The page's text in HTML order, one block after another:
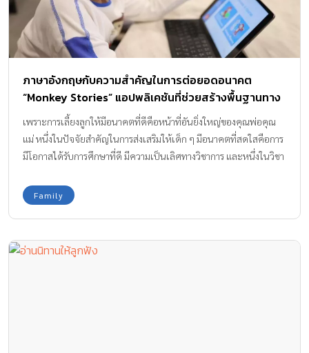
ประจำหลังจากใช้สิทธิ์ลาคลอดจนครบโควต้ามีหลายเหตุผล เช่น ไม่
ต้องการละทิ้งอาชีพ แต่ไม่ว่าจะด้วยเหตุผลใดก็ตามการตัดสินใจเป็น
แม่ที่ต้องทำงานประจำ ก็เป็นทางเลือกที่ควรชื่นชม หากคุณรู้สึกผิดที่ไม่
ได้อยู่กับลูกตลอดเวลาก็ถึงเวลาปล่อยมันไปได้แล้วค่ะ ทางที่ดีควรมุ่ง
เป้าไปที่สิ่งดีๆ ที่ชีวิตการทำงานของคุณมีส่วนช่วยเหลือครอบครัวของ
คุณให้มีความสุข จงมั่นใจว่าคุณได้เลือกสิ่งที่ดีที่สุดสำหรับทั้งครอบครัว
รวมถึงตัวคุณเองแล้ว ด้วยสิ่งนี้ลูกของคุณจะรู้สึกถึงความรัก และเข้าใจ
ในความเสียสละของคุณ 2. หาวิธีที่ช่วยให้สิ่งต่างๆในชีวิตง่ายขึ้น เพื่อ
ให้คุณสามารถทำงานได้มากที่สุด โดยใช้เวลาน้อยที่สุด คุณควรใช้ทาง
ช่วยประหยัดเวลาและทำให้แน่ใจว่าคุณจะไม่ลืมของสำคัญอะไรไป
กำหนดเวลาการประชุมทางโทรศัพท์ระหว่างการเดินทางของคุณและ
ภาษาอังกฤษกับความสำคัญในการต่อยอดอนาคต
“Monkey Stories” แอปพลิเคชันที่ช่วยสร้างพื้นฐานทาง
ภาษาอังกฤษให้แข็งแรงตั้งแต่เยาว์วัย
เพราะการเลี้ยงลูกให้มีอนาคตที่ดีคือหน้าที่อันยิ่งใหญ่ของคุณพ่อคุณ
แม่ หนึ่งในปัจจัยสำคัญในการส่งเสริมให้เด็ก ๆ มีอนาคตที่สดใสคือการ
มีโอกาสได้รับการศึกษาที่ดี มีความเป็นเลิศทางวิชาการ และหนึ่งในวิชา
ทักษะในระดับที่เก่งขึ้นไปเพื่อต่อยอดการเรียนรู้และอนาคตที่สมบูรณ์
นั่นคือ “ภาษาอังกฤษ” เหตุใด ภาษาอังกฤษจึงมีความจำเป็นต่อ
ความรู้ด้านการใช้ภาษาให้บุตรหลานตั้งแต่อายุยังน้อย วันนี้เรามีคำตอบ
Family